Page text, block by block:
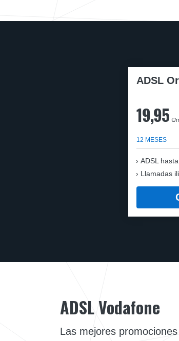
ADSL
19,95 €/
12 MESES
ADSL
Llamadas
ADSL Vodafone
Las mejores